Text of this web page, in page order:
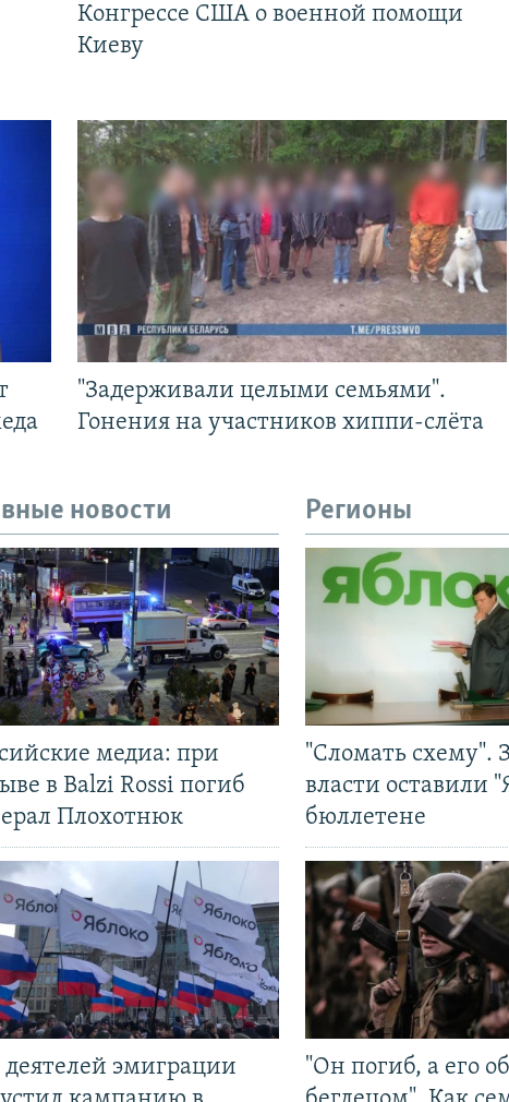
Конгрессе США о военной помощи
Киеву
"Задерживали целыми семьями".
Гонения на участников хиппи-слёта
новости
медиа: при
в Balzi Rossi погиб
Плохотнюк
деятелей эмиграции
Регионы
"Сломать схему".
власти оставили
бюллетене
"Он погиб, а его